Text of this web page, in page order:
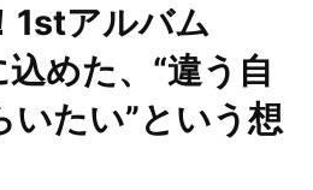
1stアルバム
込めた、“違う自
いたい”という想